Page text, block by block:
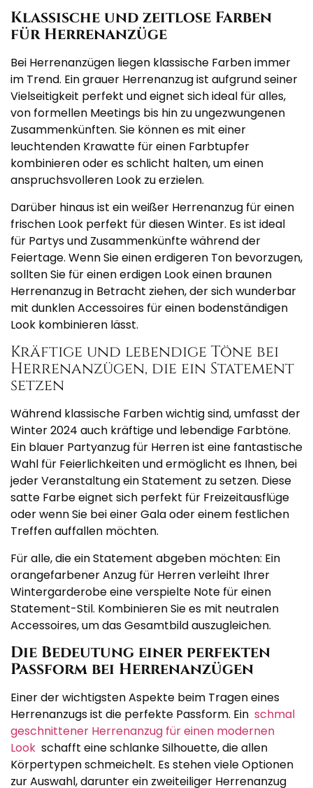
Klassische und zeitlose Farben
für Herrenanzüge
Bei Herrenanzügen liegen klassische Farben immer
im Trend. Ein grauer Herrenanzug ist aufgrund seiner
Vielseitigkeit perfekt und eignet sich ideal für alles,
von formellen Meetings bis hin zu ungezwungenen
Zusammenkünften. Sie können es mit einer
leuchtenden Krawatte für einen Farbtupfer
kombinieren oder es schlicht halten, um einen
anspruchsvolleren Look zu erzielen.
Darüber hinaus ist ein weißer Herrenanzug für einen
frischen Look perfekt für diesen Winter. Es ist ideal
für Partys und Zusammenkünfte während der
Feiertage. Wenn Sie einen erdigeren Ton bevorzugen,
sollten Sie für einen erdigen Look einen braunen
Herrenanzug in Betracht ziehen, der sich wunderbar
mit dunklen Accessoires für einen bodenständigen
Look kombinieren lässt.
Kräftige und lebendige Töne bei
Herrenanzügen, die ein Statement
setzen
Während klassische Farben wichtig sind, umfasst der
Winter 2024 auch kräftige und lebendige Farbtöne.
Ein blauer Partyanzug für Herren ist eine fantastische
Wahl für Feierlichkeiten und ermöglicht es Ihnen, bei
jeder Veranstaltung ein Statement zu setzen. Diese
satte Farbe eignet sich perfekt für Freizeitausflüge
oder wenn Sie bei einer Gala oder einem festlichen
Treffen auffallen möchten.
Für alle, die ein Statement abgeben möchten: Ein
orangefarbener Anzug für Herren verleiht Ihrer
Wintergarderobe eine verspielte Note für einen
Statement-Stil. Kombinieren Sie es mit neutralen
Accessoires, um das Gesamtbild auszugleichen.
Die Bedeutung einer perfekten
Passform bei Herrenanzügen
Einer der wichtigsten Aspekte beim Tragen eines
Herrenanzugs ist die perfekte Passform. Ein schmal
geschnittener Herrenanzug für einen modernen
Look schafft eine schlanke Silhouette, die allen
Körpertypen schmeichelt. Es stehen viele Optionen
zur Auswahl, darunter ein zweiteiliger Herrenanzug